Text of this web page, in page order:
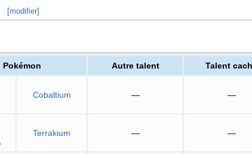
[modifier]
Pokémon Autre talent Talent
Cobaltium — —
Terrakium — —